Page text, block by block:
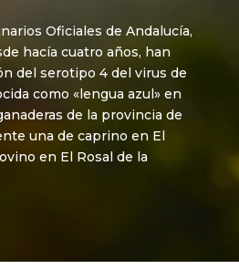
Oficiales de Andalucía,
hacía cuatro años, han
del serotipo 4 del virus de
como «lengua azul» en
de la provincia de
una de caprino en El
en El Rosal de la